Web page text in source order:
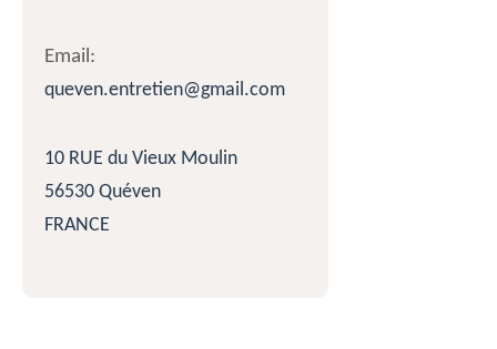
Email:
queven.entretien@gmail.com
10 RUE du Vieux Moulin
56530 Quéven
FRANCE